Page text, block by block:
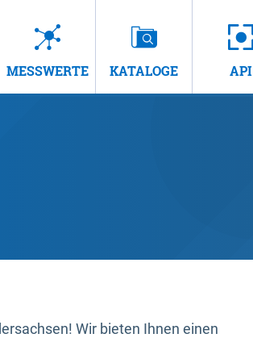
MESSWERTE KATALOGE API
Wir bieten Ihnen einen